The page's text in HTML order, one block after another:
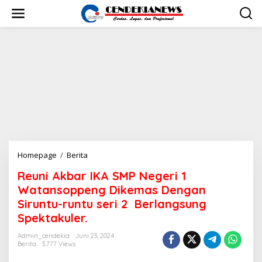
w
Homepage / Berita
u
n
i
A
a
Reuni Akbar IKA SMP Negeri 1
Watansoppeng Dikemas Dengan
Siruntu-runtu seri 2 Berlangsung
Spektakuler.
Admin_cendekia
Juni 23, 2024
Berita
3,777 Views